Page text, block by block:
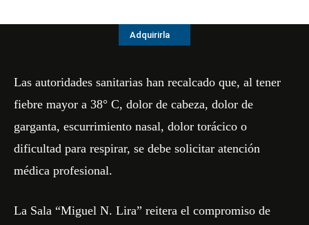
Adquirirla
Las autoridades sanitarias han recalcado que, al tener
fiebre mayor a 38° C, dolor de cabeza, dolor de
garganta, escurrimiento nasal, dolor torácico o
dificultad para respirar, se debe solicitar atención
médica profesional.
La Sala “Miguel N. Lira” reitera el compromiso de